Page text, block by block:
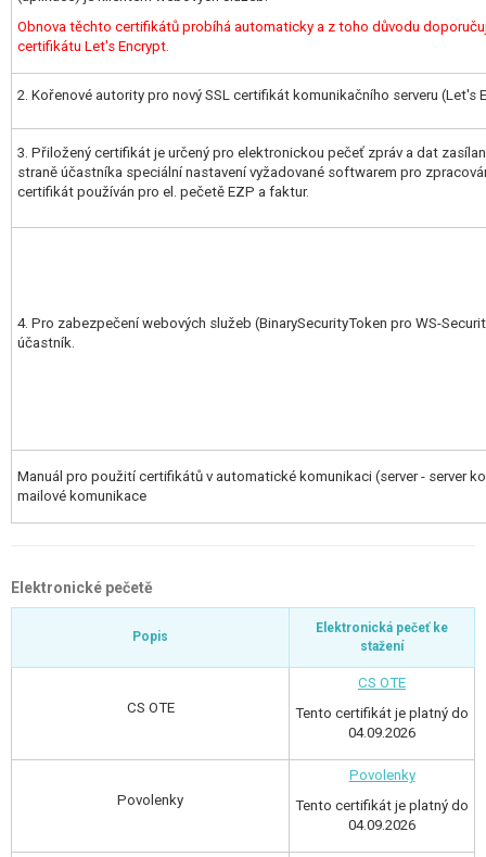
Obnova těchto certifikátů probíhá automaticky a z toho důvodu
certifikátu Let's Encrypt.
2. Kořenové autority pro nový SSL certifikát komunikačního serveru (Let's
3. Přiložený certifikát je určený pro elektronickou pečeť zpráv a dat
straně účastníka speciální nastavení vyžadované softwarem pro
certifikát používán pro el. pečetě EZP a faktur.
4. Pro zabezpečení webových služeb (BinarySecurityToken pro WS-
účastník.
Manuál pro použití certifikátů v automatické komunikaci (server - server
mailové komunikace
Elektronické pečetě
Popis
Elektronická pečeť ke
stažení
CS OTE
CS OTE
Tento certifikát je platný do
04.09.2026
Povolenky
Povolenky
Tento certifikát je platný do
04.09.2026